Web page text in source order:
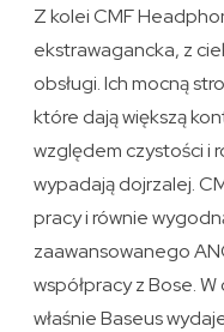
Z kolei CMF
ekstrawagancka, z
obsługi. Ich mocną
które dają większą
względem czystości i
wypadają dojrzalej.
pracy i równie
zaawansowanego
współpracy z Bose.
właśnie Baseus